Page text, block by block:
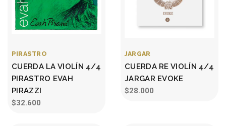
PIRASTRO
CUERDA LA VIOLÍN 4/4
PIRASTRO EVAH
PIRAZZI
$32.600
JARGAR
CUERDA RE VIOLÍN 4/4
JARGAR EVOKE
$28.000